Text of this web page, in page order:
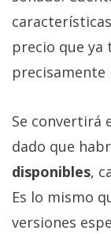
temas
Sorteos
Foros
Contacto
Sobre
nosotros
precio que ya
precisamente
Se convertirá
dado que
disponibles,
Es lo mismo
versiones